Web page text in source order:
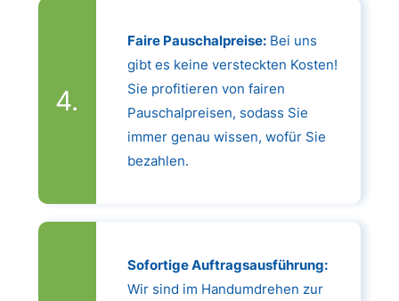
Faire Pauschalpreise:Bei uns
gibt es keine versteckten Kosten!
Sie profitieren von fairen
Pauschalpreisen, sodass Sie
immer genau wissen, wofür Sie
bezahlen.
Sofortige Auftragsausführung:
Wir sind im Handumdrehen zur